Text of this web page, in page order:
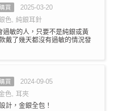
買
2025-03-20
色, 純銀耳針
過敏的人，只要不是純銀或黃
戴了幾天都沒有過敏的情況發
買
2024-09-05
色, 耳夾
計，金銀全包！